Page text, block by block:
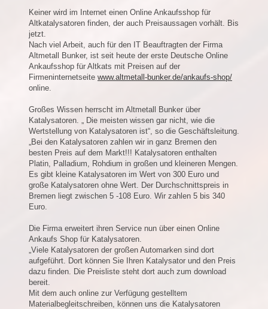
Keiner wird im Internet einen Online Ankaufsshop für
Altkatalysatoren finden, der auch Preisaussagen vorhält. Bis
jetzt.
Nach viel Arbeit, auch für den IT Beauftragten der Firma
Altmetall Bunker, ist seit heute der erste Deutsche Online
Ankaufsshop für Altkats mit Preisen auf der
Firmeninternetseite www.altmetall-bunker.de/ankaufs-shop/
online.
Großes Wissen herrscht im Altmetall Bunker über
Katalysatoren. „ Die meisten wissen gar nicht, wie die
Wertstellung von Katalysatoren ist“, so die Geschäftsleitung.
„Bei den Katalysatoren zahlen wir in ganz Bremen den
besten Preis auf dem Markt!!! Katalysatoren enthalten
Platin, Palladium, Rohdium in großen und kleineren Mengen.
Es gibt kleine Katalysatoren im Wert von 300 Euro und
große Katalysatoren ohne Wert. Der Durchschnittspreis in
Bremen liegt zwischen 5 -108 Euro. Wir zahlen 5 bis 340
Euro.
Die Firma erweitert ihren Service nun über einen Online
Ankaufs Shop für Katalysatoren.
„Viele Katalysatoren der großen Automarken sind dort
aufgeführt. Dort können Sie Ihren Katalysator und den Preis
dazu finden. Die Preisliste steht dort auch zum download
bereit.
Mit dem auch online zur Verfügung gestelltem
Materialbegleitschreiben, können uns die Katalysatoren